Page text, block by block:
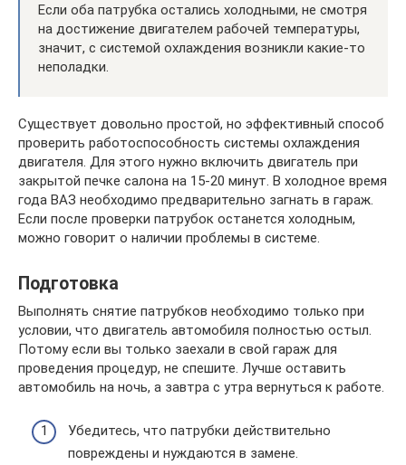
Если оба патрубка остались холодными, не смотря
на достижение двигателем рабочей температуры,
значит, с системой охлаждения возникли какие-то
неполадки.
Существует довольно простой, но эффективный способ
проверить работоспособность системы охлаждения
двигателя. Для этого нужно включить двигатель при
закрытой печке салона на 15-20 минут. В холодное время
года ВАЗ необходимо предварительно загнать в гараж.
Если после проверки патрубок останется холодным,
можно говорит о наличии проблемы в системе.
Подготовка
Выполнять снятие патрубков необходимо только при
условии, что двигатель автомобиля полностью остыл.
Потому если вы только заехали в свой гараж для
проведения процедур, не спешите. Лучше оставить
автомобиль на ночь, а завтра с утра вернуться к работе.
Убедитесь, что патрубки действительно
повреждены и нуждаются в замене.